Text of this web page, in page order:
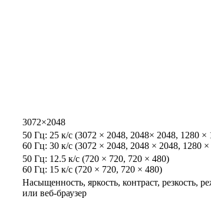
3072×2048
50 Гц: 25 к/с (3072 × 2048, 2048× 2048, 1280 ×
60 Гц: 30 к/с (3072 × 2048, 2048 × 2048, 1280
50 Гц: 12.5 к/с (720 × 720, 720 × 480)
60 Гц: 15 к/с (720 × 720, 720 × 480)
Насыщенность, яркость, контраст, резкость,
или веб-браузер